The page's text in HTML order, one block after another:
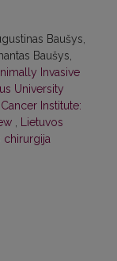
Baušys,
Baušys,
Invasive
University
Institute:
Lietuvos
chirurgija